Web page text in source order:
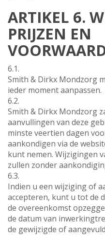
ARTIKEL 6.
PRIJZEN EN
6.1.
Smith & Dirkx Mondzorg
ieder moment aanpassen.
6.2.
Smith & Dirkx Mondzorg
aanvullingen van deze
minste veertien dagen
aankondigen via de
kunt nemen. Wijzigingen
zullen zonder
6.3.
Indien u een wijziging of
accepteren, kunt u tot de
de overeenkomst
de datum van
de gewijzigde of